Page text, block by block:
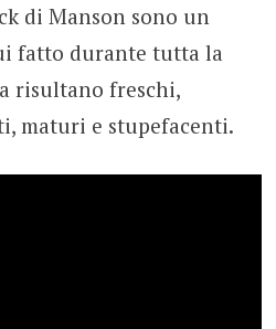
di Manson sono un
fatto durante tutta la
risultano freschi,
maturi e stupefacenti.